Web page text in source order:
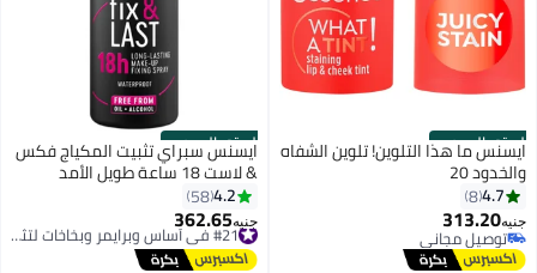
الستور الرسمي
ايسنس ما هذا التلوين! تلوين الشفاه
والخدود 20
4.7
8
جنيه313.20
توصيل مجاني
توصيل مجاني
الستور الرسمي
ايسنس سبراي تثبيت المكياج فكس
& لاست 18 ساعة طويل الأمد
4.2
58
جنيه362.65
توصيل مجاني